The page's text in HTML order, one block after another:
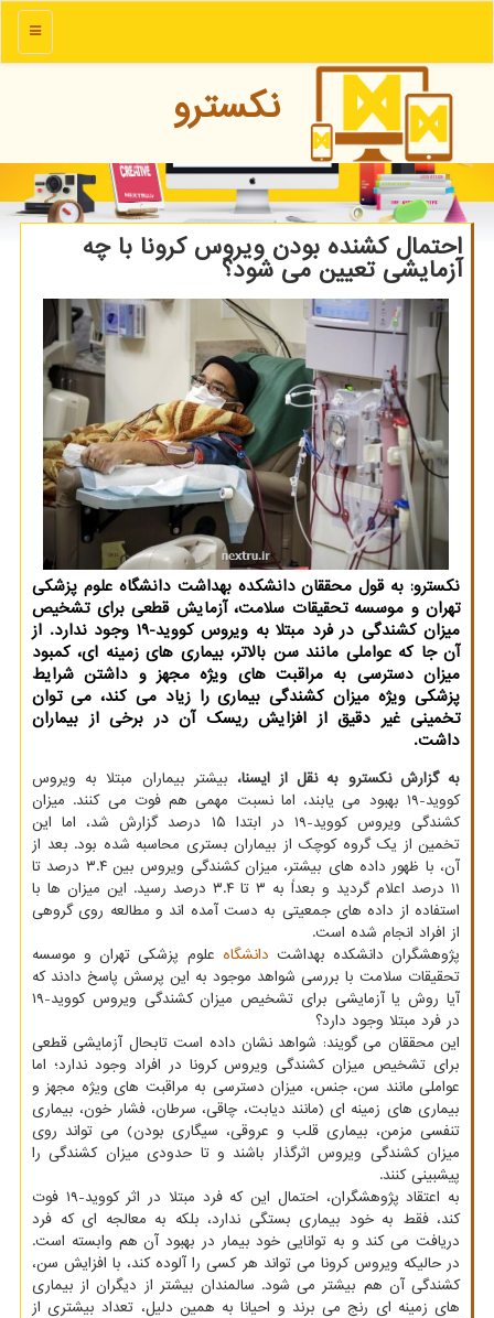
منو
نكسترو
احتمال كشنده بودن ویروس كرونا با چه
آزمایشی تعیین می شود؟
نكسترو: به قول محققان دانشكده بهداشت دانشگاه علوم پزشكی
تهران و موسسه تحقیقات سلامت، آزمایش قطعی برای تشخیص
میزان كشندگی در فرد مبتلا به ویروس كووید-۱۹ وجود ندارد. از
آن جا كه عواملی مانند سن بالاتر، بیماری های زمینه ای، كمبود
میزان دسترسی به مراقبت های ویژه مجهز و داشتن شرایط
پزشكی ویژه میزان كشندگی بیماری را زیاد می كند، می توان
تخمینی غیر دقیق از افزایش ریسك آن در برخی از بیماران
داشت.
به گزارش نکسترو به نقل از ایسنا، بیشتر بیماران مبتلا به ویروس
کووید-۱۹ بهبود می یابند، اما نسبت مهمی هم فوت می کنند. میزان
کشندگی ویروس کووید-۱۹ در ابتدا ۱۵ درصد گزارش شد، اما این
تخمین از یک گروه کوچک از بیماران بستری محاسبه شده بود. بعد از
آن، با ظهور داده های بیشتر، میزان کشندگی ویروس بین ۳.۴ درصد تا
۱۱ درصد اعلام گردید و بعداً به ۳ تا ۳.۴ درصد رسید. این میزان ها با
استفاده از داده های جمعیتی به دست آمده اند و مطالعه روی گروهی
از افراد انجام شده است.
پژوهشگران دانشکده بهداشت دانشگاه علوم پزشکی تهران و موسسه
تحقیقات سلامت با بررسی شواهد موجود به این پرسش پاسخ دادند که
آیا روش یا آزمایشی برای تشخیص میزان کشندگی ویروس کووید-۱۹
در فرد مبتلا وجود دارد؟
این محققان می گویند: شواهد نشان داده است تابحال آزمایشی قطعی
برای تشخیص میزان کشندگی ویروس کرونا در افراد وجود ندارد؛ اما
عواملی مانند سن، جنس، میزان دسترسی به مراقبت های ویژه مجهز و
بیماری های زمینه ای (مانند دیابت، چاقی، سرطان، فشار خون، بیماری
تنفسی مزمن، بیماری قلب و عروقی، سیگاری بودن) می تواند روی
میزان کشندگی ویروس اثرگذار باشند و تا حدودی میزان کشندگی را
پیشبینی کنند.
به اعتقاد پژوهشگران، احتمال این که فرد مبتلا در اثر کووید-۱۹ فوت
کند، فقط به خود بیماری بستگی ندارد، بلکه به معالجه ای که فرد
دریافت می کند و به توانایی خود بیمار در بهبود آن هم وابسته است.
در حالیکه ویروس کرونا می تواند هر کسی را آلوده کند، با افزایش سن،
کشندگی آن هم بیشتر می شود. سالمندان بیشتر از دیگران از بیماری
های زمینه ای رنج می برند و احیانا به همین دلیل، تعداد بیشتری از